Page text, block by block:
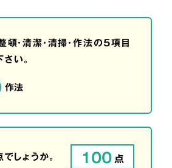
・清潔・清掃・作法の5項目
い。
作法
しょうか。 100 点